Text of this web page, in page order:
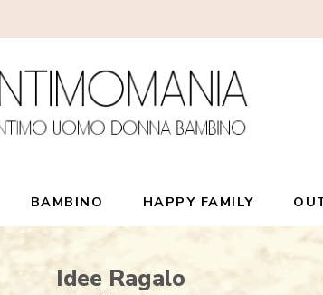
BAMBINO HAPPY FAMILY
Idee Ragalo